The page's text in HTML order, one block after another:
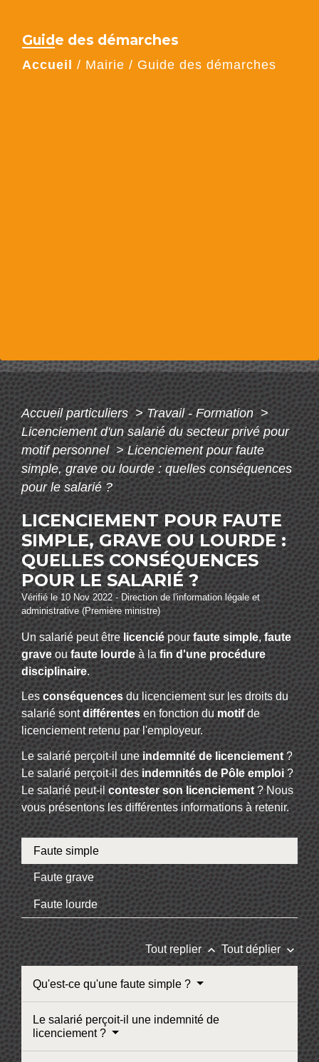
Guide des démarches
Accueil / Mairie / Guide des démarches
Accueil particuliers> Travail - Formation >
Licenciement d'un salarié du secteur privé pour
motif personnel > Licenciement pour faute
simple, grave ou lourde : quelles conséquences
pour le salarié ?
LICENCIEMENT POUR FAUTE
SIMPLE, GRAVE OU LOURDE :
QUELLES CONSÉQUENCES
POUR LE SALARIÉ ?
Vérifié le 10 Nov 2022 - Direction de l'information légale et
administrative (Première ministre)
Un salarié peut êtrelicenciépourfaute simple,faute
graveoufaute lourdeà lafin d'une procédure
disciplinaire.
Lesconséquencesdu licenciement sur les droits du
salarié sontdifférentesen fonction dumotifde
licenciement retenu par l'employeur.
Le salarié perçoit-il uneindemnité de licenciement?
Le salarié perçoit-il des indemnités de Pôle emploi?
Le salarié peut-il contester son licenciement? Nous
vous présentons les différentes informations à retenir.
Faute simple
Faute grave
Faute lourde
Tout replierkeyboard_arrow_up Tout déplierkeyboard_arrow_down
Qu'est-ce qu'une faute simple ?
Le salarié perçoit-il une indemnité de
licenciement ?